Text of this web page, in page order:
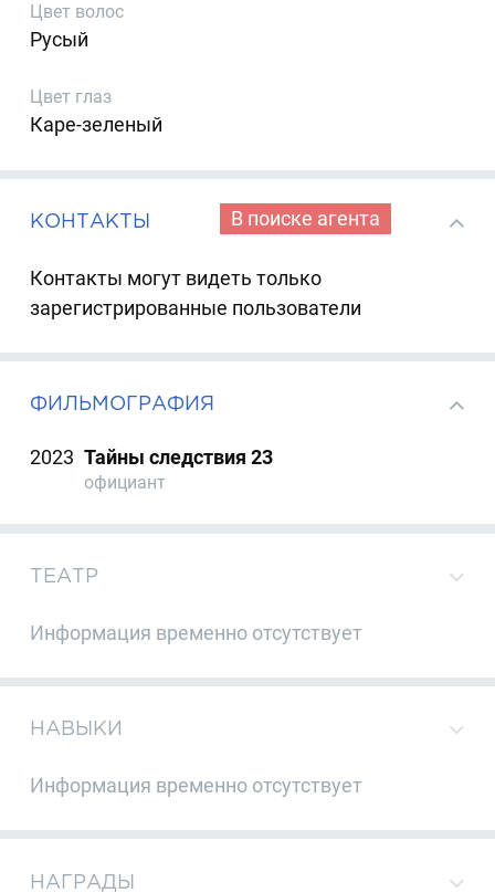
Цвет волос
Русый
Цвет глаз
Каре-зеленый
КОНТАКТЫ В поиске агента
Контакты могут видеть только
зарегистрированные пользователи
ФИЛЬМОГРАФИЯ
2023 Тайны следствия 23
официант
ТЕАТР
Информация временно отсутствует
НАВЫКИ
Информация временно отсутствует
НАГРАДЫ